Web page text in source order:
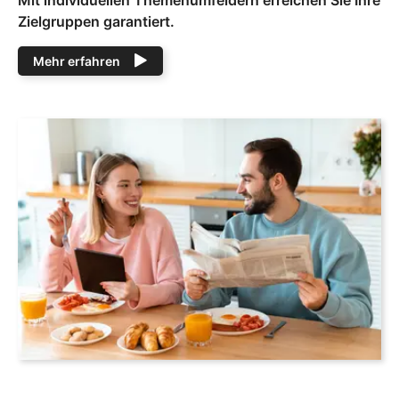
Zielgruppen garantiert.
Mehr erfahren